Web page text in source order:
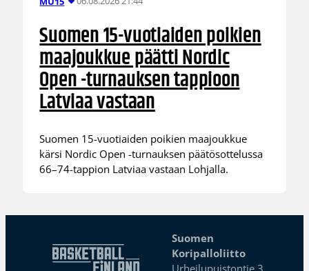
Suomen 15-vuotiaiden poikien
maajoukkue päätti Nordic
Open -turnauksen tappioon
Latviaa vastaan
Suomen 15-vuotiaiden poikien maajoukkue
kärsi Nordic Open -turnauksen päätösottelussa
66–74-tappion Latviaa vastaan Lohjalla.
Suomen
Koripalloliitto
Urheilupuistontie 3